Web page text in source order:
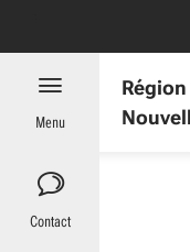
Région
Menu
Contact